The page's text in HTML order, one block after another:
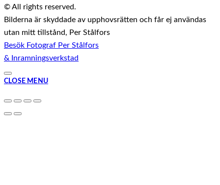
© All rights reserved.
Bilderna är skyddade av upphovsrätten och får ej användas
utan mitt tillstånd, Per Stålfors
Besök Fotograf Per Stålfors
& Inramningsverkstad
CLOSE MENU